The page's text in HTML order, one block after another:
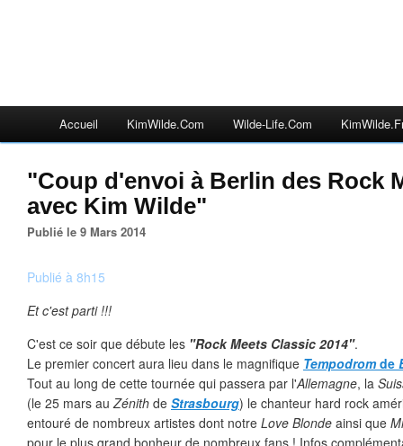
Accueil KimWilde.com Wilde-Life.com
"Coup d'envoi à Berlin des Rock
avec Kim Wilde"
Publié le 9 Mars 2014
Publié à 8h15
Et c'est parti !!!
C'est ce soir que débute les "Rock Meets Classic 2014".
Le premier concert aura lieu dans le magnifique Tempodromde
Tout au long de cette tournée qui passera par l'Allemagne, la
(le 25 mars auZénith de Strasbourg) le chanteur hard rock
entouré de nombreux artistes dont notre Love Blonde ainsi que
pour le plus grand bonheur de nombreux fans ! Infos